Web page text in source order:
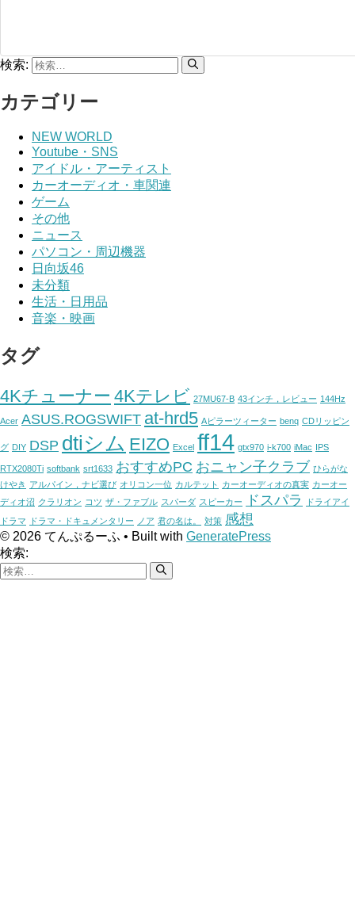
検索:
カテゴリー
NEW WORLD
Youtube・SNS
アイドル・アーティスト
カーオーディオ・車関連
ゲーム
その他
ニュース
パソコン・周辺機器
日向坂46
未分類
生活・日用品
音楽・映画
タグ
4Kチューナー 4Kテレビ 27MU67-B 43インチ，レビュー 144Hz
Acer ASUS.ROGSWIFT at-hrd5 Aピラーツィーター benq CDリッピン
グ DIY DSP dtiシム EIZO Excel ff14 gtx970 i-k700 iMac IPS
RTX2080Ti softbank srt1633 おすすめPC おニャン子クラブ ひらがな
けやき アルパイン，ナビ選び オリコン一位 カルテット カーオーディオの真実 カーオー
ディオ沼 クラリオン コツ ザ・ファブル スパーダ スピーカー ドスパラ
ドライアイ
ドラマ
ドラマ・ドキュメンタリー ノア 君の名は。 対策 感想
© 2026 てんぷるーふ • Built with GeneratePress
検索: